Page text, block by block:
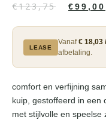
€123,75 €99,00
LEASE
Vanaf€ 18,03
afbetaling.
comfort en verfijning
kuip, gestoffeerd in een
met stijlvolle en